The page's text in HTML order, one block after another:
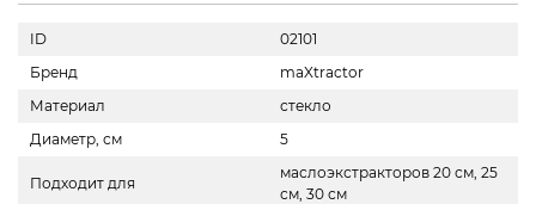
ID
02101
Бренд
maXtractor
Материал
стекло
Диаметр, см
5
Подходит для
маслоэкстракторов 20 см, 25
см, 30 см